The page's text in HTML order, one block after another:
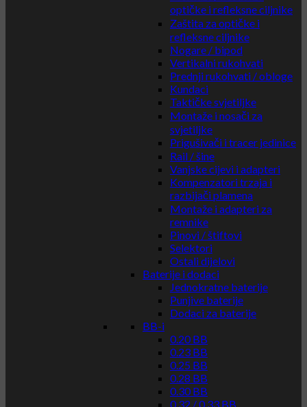
optičke i refleksne ciljnike
Zaštita za optičke i
refleksne ciljnike
Nogare / bipod
Vertikalni rukohvati
Prednji rukohvati / obloge
Kundaci
Taktičke svjetiljke
Montaže i nosači za
svjetiljke
Prigušivači i tracer jedinice
Rail / šine
Vanjske cijevi i adapteri
Kompenzatori trzaja i
razbijači plamena
Montaže i adapteri za
remnike
Pinovi / štiftovi
Selektori
Ostali dijelovi
Baterije i dodaci
Jednokratne baterije
Punjive baterije
Dodaci za baterije
BB-i
0.20 BB
0.23 BB
0.25 BB
0.28 BB
0.30 BB
0.32 / 0.33 BB